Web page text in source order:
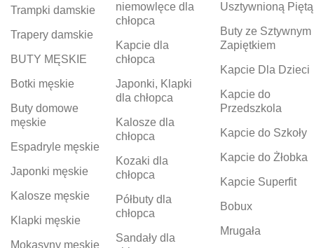
Trampki damskie
Trapery damskie
BUTY MĘSKIE
Botki męskie
Buty domowe
męskie
Espadryle męskie
Japonki męskie
Kalosze męskie
Klapki męskie
Mokasyny męskie
niemowlęce dla
chłopca
Kapcie dla
chłopca
Japonki, Klapki
dla chłopca
Kalosze dla
chłopca
Kozaki dla
chłopca
Półbuty dla
chłopca
Sandały dla
Usztywnioną Piętą
Buty ze Sztywnym
Zapiętkiem
Kapcie Dla Dzieci
Kapcie do
Przedszkola
Kapcie do Szkoły
Kapcie do Żłobka
Kapcie Superfit
Bobux
Mrugała